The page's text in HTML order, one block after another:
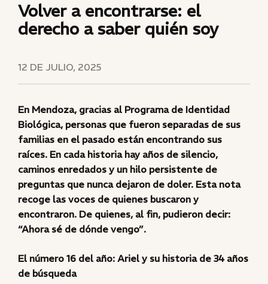
Volver a encontrarse: el
derecho a saber quién soy
12 DE JULIO, 2025
En Mendoza, gracias al Programa de Identidad
Biológica, personas que fueron separadas de sus
familias en el pasado están encontrando sus
raíces. En cada historia hay años de silencio,
caminos enredados y un hilo persistente de
preguntas que nunca dejaron de doler. Esta nota
recoge las voces de quienes buscaron y
encontraron. De quienes, al fin, pudieron decir:
“Ahora sé de dónde vengo”.
El número 16 del año: Ariel y su historia de 34 años
de búsqueda